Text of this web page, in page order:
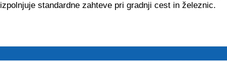
izpolnjuje standardne zahteve pri gradnji cest in železnic.